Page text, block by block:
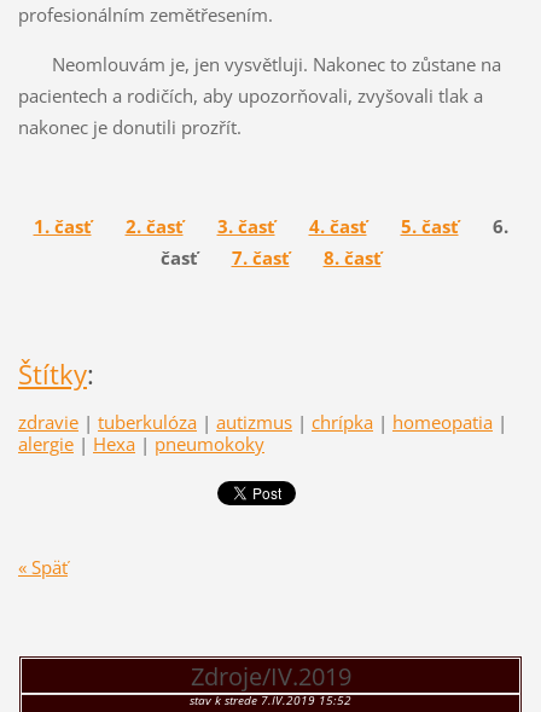
profesionálním zemětřesením.
Neomlouvám je, jen vysvětluji. Nakonec to zůstane na
pacientech a rodičích, aby upozorňovali, zvyšovali tlak a
nakonec je donutili prozřít.
1. časť 2. časť 3. časť 4. časť 5. časť6.
časť 7. časť 8. časť
Štítky:
zdravie | tuberkulóza | autizmus | chrípka | homeopatia |
alergie | Hexa | pneumokoky
« Späť
Zdroje/IV.2019
stav k strede 7.IV.2019 15:52